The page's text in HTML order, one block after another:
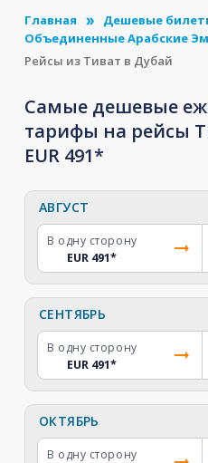
Главная
Дешевые
Объединенные Арабские
Рейсы из Тиват в Дубай
Самые дешевые
тарифы на рейсы
EUR 491*
АВГУСТ
В одну сторону
EUR 491*
СЕНТЯБРЬ
В одну сторону
EUR 491*
ОКТЯБРЬ
В одну сторону